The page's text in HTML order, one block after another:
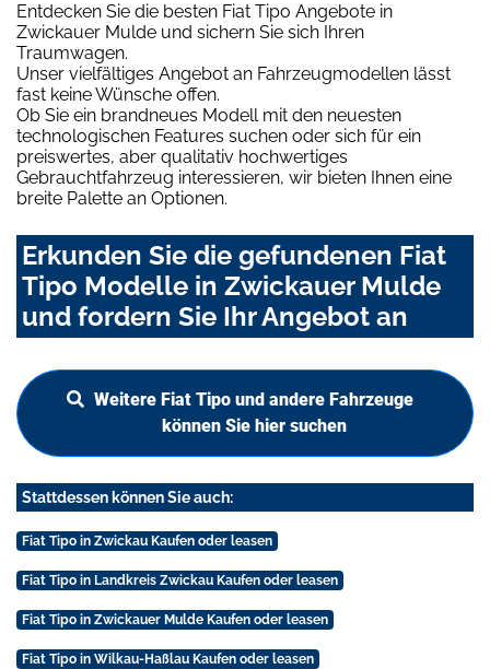
Entdecken Sie die besten Fiat Tipo Angebote in
Zwickauer Mulde und sichern Sie sich Ihren
Traumwagen.
Unser vielfältiges Angebot an Fahrzeugmodellen lässt
fast keine Wünsche offen.
Ob Sie ein brandneues Modell mit den neuesten
technologischen Features suchen oder sich für ein
preiswertes, aber qualitativ hochwertiges
Gebrauchtfahrzeug interessieren, wir bieten Ihnen eine
breite Palette an Optionen.
Erkunden Sie die gefundenen Fiat
Tipo Modelle in Zwickauer Mulde
und fordern Sie Ihr Angebot an
Weitere Fiat Tipo und andere Fahrzeuge
können Sie hier suchen
Stattdessen können Sie auch:
Fiat Tipo in Zwickau Kaufen oder leasen
Fiat Tipo in Landkreis Zwickau Kaufen oder leasen
Fiat Tipo in Zwickauer Mulde Kaufen oder leasen
Fiat Tipo in Wilkau-Haßlau Kaufen oder leasen